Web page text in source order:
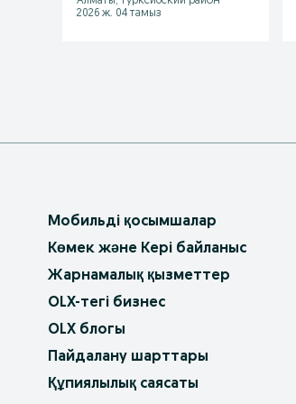
2026 ж. 04 тамыз
Мобильді қосымшалар
Көмек және Кері байланыс
Жарнамалық қызметтер
OLX-тегі бизнес
OLX блогы
Пайдалану шарттары
Құпиялылық саясаты